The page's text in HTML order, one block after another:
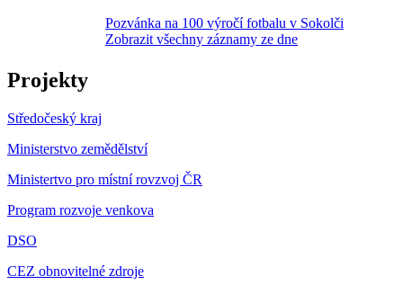
Pozvánka na 100 výročí fotbalu v Sokolči
Zobrazit všechny záznamy ze dne
Projekty
Středočeský kraj
Ministerstvo zemědělství
Ministertvo pro místní rovzvoj ČR
Program rozvoje venkova
DSO
CEZ obnovitelné zdroje